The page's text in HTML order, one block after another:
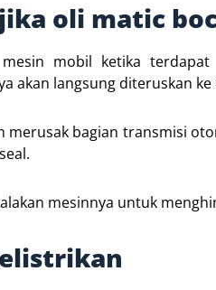
oli matic
mobil ketika
akan langsung diteruskan
bagian transmisi
mesinnya untuk